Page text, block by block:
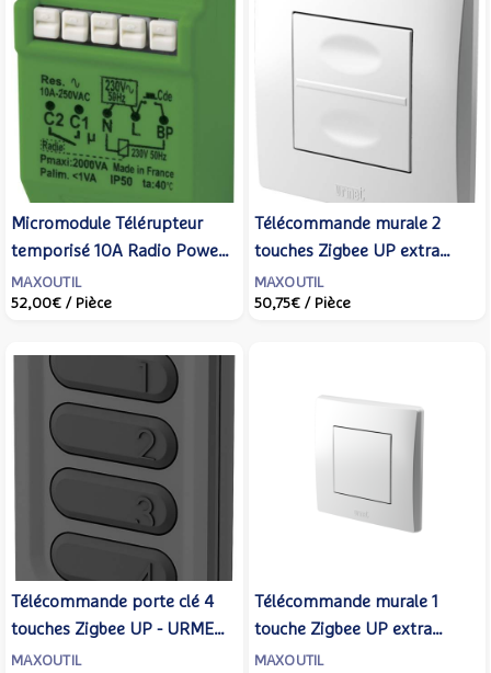
Micromodule Télérupteur
temporisé 10A Radio Power
- URMET YOKIS -
MTR2000ERP
MAXOUTIL
52,00€ / Pièce
Télécommande murale 2
touches Zigbee UP extra
plate avec sonde de
température - URMET YOKIS
MAXOUTIL
50,75€ / Pièce
Télécommande porte clé 4
touches Zigbee UP - URMET
YOKIS - TLC4-UP
MAXOUTIL
Télécommande murale 1
touche Zigbee UP extra
plate avec sonde de
MAXOUTIL